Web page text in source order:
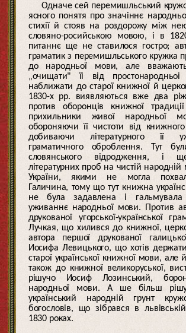
Одначе сей перемишльський
ясного понятя про значіннє
стихії й стояв на роздорожу між
словяно-росийською мовою, і в
питаннє ще не ставилося гостро;
граматик з перемишльського кружка
до народньої мови, але
„очищати" їі від
наближати до старої книжної й
1830-х рр. виявляються вже два
против оборонців книжної
прихильники живої народньої
обороняючи її чистоти від книжного
добиваючи літературного її
граматичного оброблення. Тут
словянського відродження, і
літературних проб на чистій народній
України, якими не могла
Галичина, тому що тут книжна
не була задавлена і гальмувала
уживаннє народньої мови. Против
друкованої угорської-української
Лучкая, що хилився до книжної,
автора першої друкованої
Иосифа Левицького, що хотів
старої української книжної мови, але
також до книжної великоруської,
рішучо Иосиф Лозинський,
народньої мови. А ше більш
український народній грунт
богословів, що зібрався в
1830 роках.